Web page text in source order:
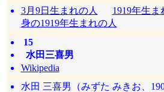
3月9日生まれの人
1919年生ま
身の1919年生まれの人
15
水田三喜男
Wikipedia
水田 三喜男（みずた みきお、